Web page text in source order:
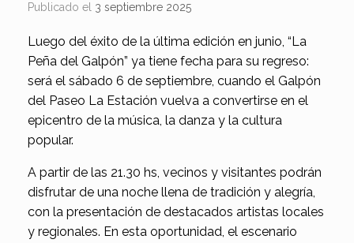
Publicado el 3 septiembre 2025
Luego del éxito de la última edición en junio, “La
Peña del Galpón” ya tiene fecha para su regreso:
será el sábado 6 de septiembre, cuando el Galpón
del Paseo La Estación vuelva a convertirse en el
epicentro de la música, la danza y la cultura
popular.
A partir de las 21.30 hs, vecinos y visitantes podrán
disfrutar de una noche llena de tradición y alegría,
con la presentación de destacados artistas locales
y regionales. En esta oportunidad, el escenario